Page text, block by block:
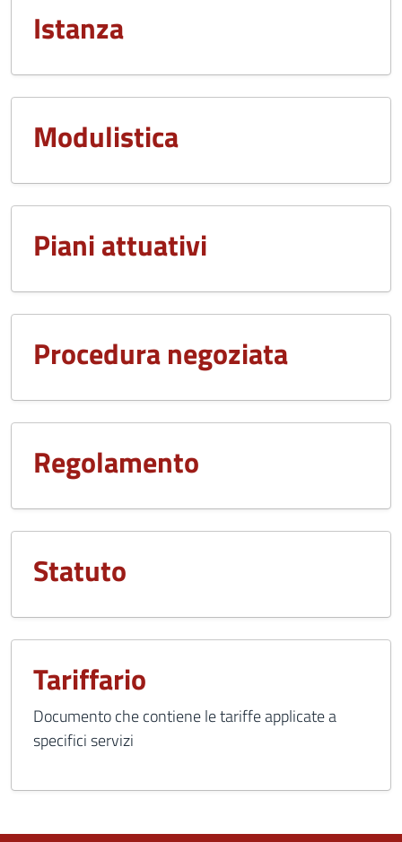
Istanza
Modulistica
Piani attuativi
Procedura negoziata
Regolamento
Statuto
Tariffario
Documento che contiene le tariffe applicate a
specifici servizi